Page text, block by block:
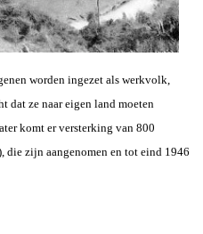
worden ingezet als werkvolk,
dat ze naar eigen land moeten
komt er versterking van 800
die zijn aangenomen en tot eind 1946